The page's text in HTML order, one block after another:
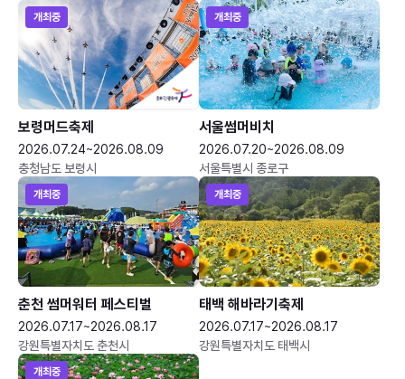
개최중
보령머드축제
2026.07.24~2026.08.09
충청남도 보령시
개최중
서울썸머비치
2026.07.20~2026.08.09
서울특별시 종로구
개최중
춘천 썸머워터 페스티벌
2026.07.17~2026.08.17
강원특별자치도 춘천시
개최중
태백 해바라기축제
2026.07.17~2026.08.17
강원특별자치도 태백시
개최중